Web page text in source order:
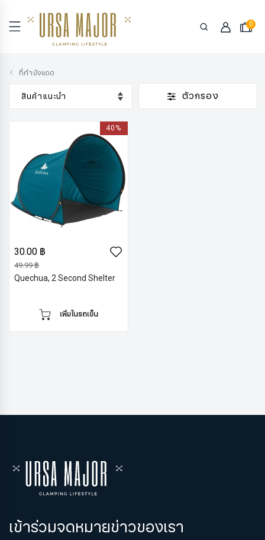
0
ที่กำบังแดด
ตัวกรอง
40%
30.00 ฿
49.99 ฿
Quechua, 2 Second Shelter
เพิ่มในรถเข็น
เข้าร่วมจดหมายข่าวของเรา